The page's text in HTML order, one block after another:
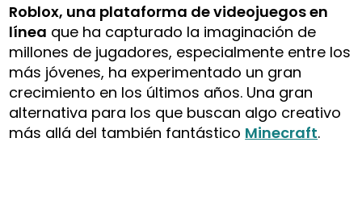
Roblox, una plataforma de videojuegos en
línea que ha capturado la imaginación de
millones de jugadores, especialmente entre los
más jóvenes, ha experimentado un gran
crecimiento en los últimos años. Una gran
alternativa para los que buscan algo creativo
más allá del también fantástico Minecraft.